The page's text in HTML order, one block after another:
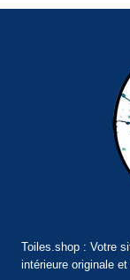
Toiles.shop : Votre
intérieure originale